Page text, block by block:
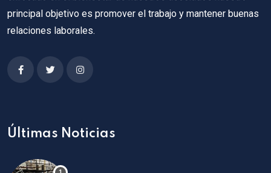
principal objetivo es promover el trabajo y mantener buenas
relaciones laborales.
Últimas Noticias